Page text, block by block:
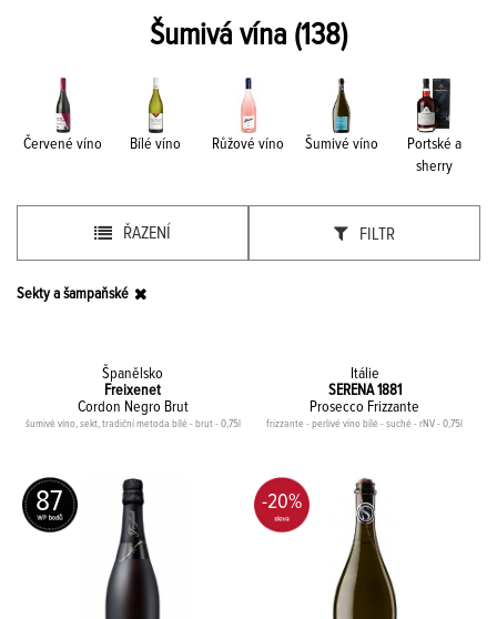
Šumivá vína (138)
Červené víno Bílé víno Růžové víno Šumivé víno
Portské a
sherry
ŘAZENÍ FILTR
Sekty a šampaňské
Španělsko
Freixenet
Cordon Negro Brut
šumivé víno, sekt, tradiční metoda bílé - brut - 0,75l
87
Itálie
SERENA 1881
Prosecco Frizzante
frizzante - perlivé víno bílé - suché - rNV - 0,75l
-20%